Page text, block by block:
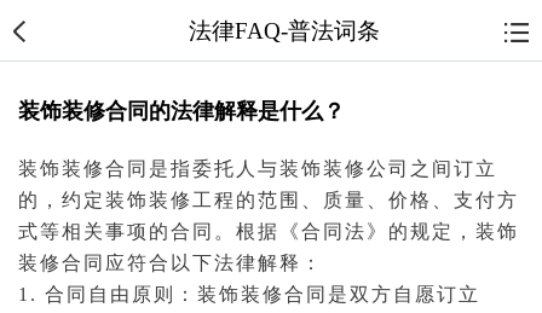
法律FAQ-普法词条
装饰装修合同的法律解释是什么？
装饰装修合同 是指委托 人与装饰装修公司之间订立
的，约定装饰装修工程的范围、质量、价格
、支付方
式等相关事项的合同。根据《合同法》的规定，装饰
装修合同应符合以下法律解释：
1. 合同自由原则：装饰装修合同是双方自愿订立